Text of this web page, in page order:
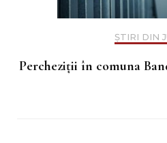
ȘTIRI DIN
Percheziții în comuna